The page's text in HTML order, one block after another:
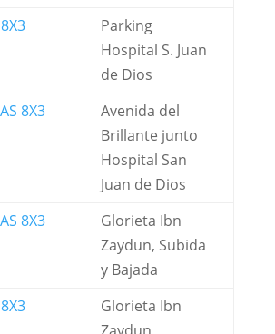
Parking
Hospital S. Juan
de Dios
8X3
Avenida del
Brillante junto
Hospital San
Juan de Dios
8X3
Glorieta Ibn
Zaydun, Subida
y Bajada
Glorieta Ibn